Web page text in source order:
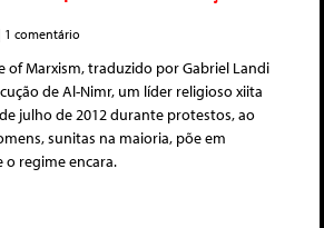
1 comentário
of Marxism, traduzido por Gabriel Landi
de Al-Nimr, um líder religioso xiita
julho de 2012 durante protestos, ao
sunitas na maioria, põe em
o regime encara.